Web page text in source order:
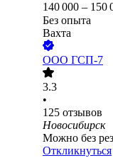
140 000 – 150
Без опыта
Вахта
ООО ГСП-7
3.3
•
125 отзывов
Новосибирск
Можно без
Откликнуться